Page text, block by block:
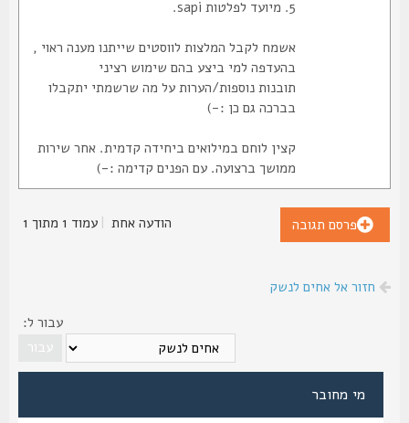
אשמח לקבל המלצות לווסטים שייתנו מענה ראוי ,
בהעדפה למי ביצע בהם שימוש רציני
תובנות נוספות/הערות על מה שרשמתי יתקבלו
בברכה גם כן :-)
קצין לוחם במילואים ביחידה קדמית. אחר שירות
ממושך ברצועה. עם הפנים קדימה :-)
פרסם תגובה הודעה אחת |עמוד1מתוך1
חזור אל אחים לנשק
עבור ל:
מי מחובר